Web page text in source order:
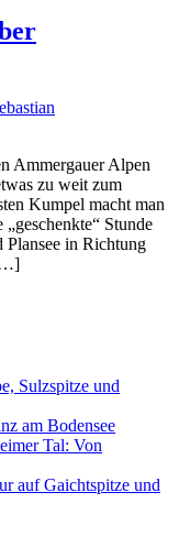
Ammergauer Alpen
zu weit zum
Kumpel macht man
Stunde
Plansee in Richtung
Sulzspitze und
am Bodensee
Tal: Von
auf Gaichtspitze und